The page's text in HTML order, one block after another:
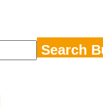
Search